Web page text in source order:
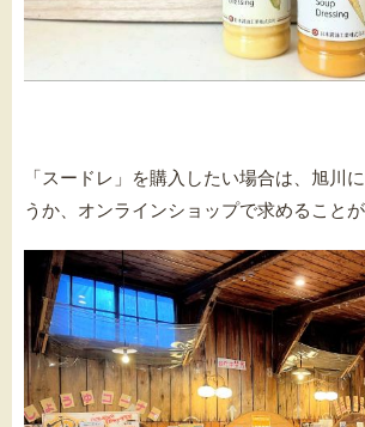
「スードレ」を購入したい場合は、旭川
うか、オンラインショップで求めることが